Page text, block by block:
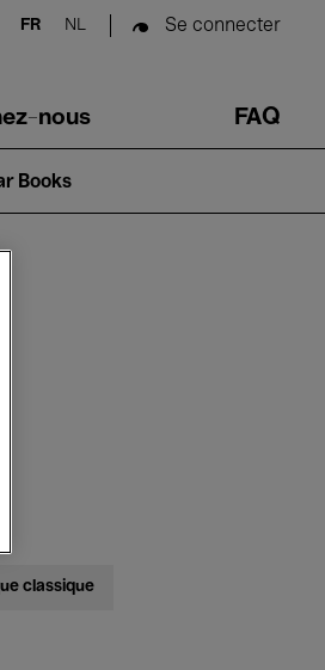
FR NL Se connecter
nous FAQ
Books
classique